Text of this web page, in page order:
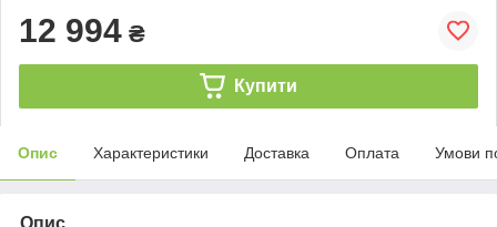
12 994 ₴
Купити
Опис Характеристики Доставка Оплата Умови
Опис